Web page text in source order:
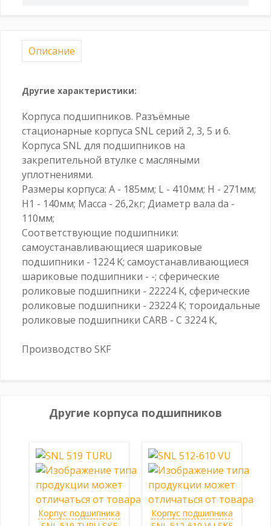
Описание
Другие характеристики:
Корпуса подшипников. Разъёмные
стационарные корпуса SNL серий 2, 3, 5 и 6.
Корпуса SNL для подшипников на
закрепительной втулке с масляными
уплотнениями.
Размеры корпуса: A - 185мм; L - 410мм; H - 271мм;
H1 - 140мм; Масса - 26,2кг; Диаметр вала da -
110мм;
Соответствующие подшипники:
самоустанавливающиеся шариковые
подшипники - 1224 K; самоустанавливающиеся
шариковые подшипники - -; сферические
роликовые подшипники - 22224 K, сферические
роликовые подшипники - 23224 K; тороидальные
роликовые подшипники CARB - C 3224 K,
Производство SKF
Другие корпуса подшипников
Корпус подшипника
Корпус подшипника